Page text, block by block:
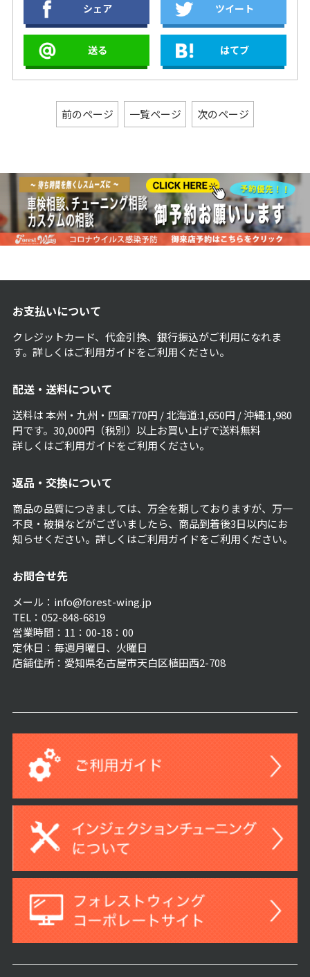
シェア ツイート
送る はてブ
前のページ 一覧ページ 次のページ
お支払いについて
クレジットカード、代金引換、銀行振込がご利用になれま
す。詳しくはご利用ガイドをご利用ください。
配送・送料について
送料は 本州・九州・四国:770円 / 北海道:1,650円 / 沖縄:1,980
円です。30,000円（税別）以上お買い上げで送料無料
詳しくはご利用ガイドをご利用ください。
返品・交換について
商品の品質につきましては、万全を期しておりますが、万一
不良・破損などがございましたら、商品到着後3日以内にお
知らせください。詳しくはご利用ガイドをご利用ください。
お問合せ先
メール：info@forest-wing.jp
TEL：052-848-6819
営業時間：11：00-18：00
定休日：毎週月曜日、火曜日
店舗住所：愛知県名古屋市天白区植田西2-708